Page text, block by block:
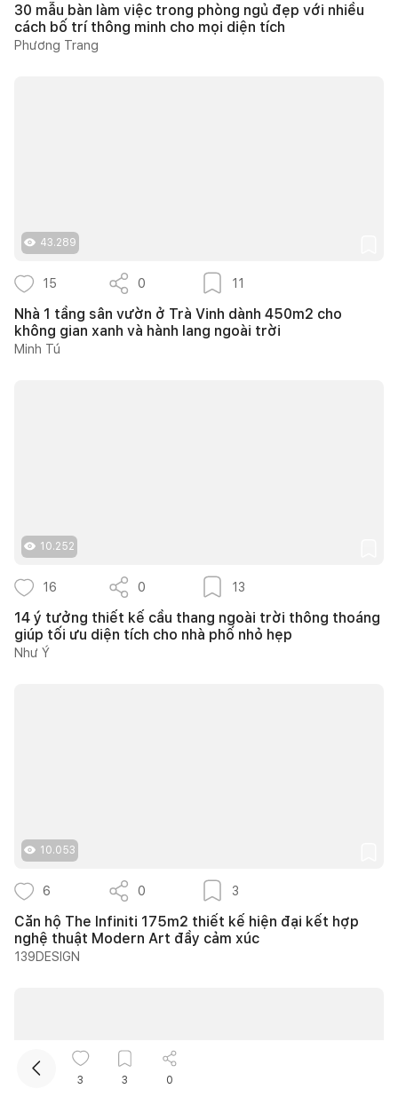
30 mẫu bàn làm việc trong phòng ngủ đẹp với nhiều
cách bố trí thông minh cho mọi diện tích
Phương Trang
43.289
15 0 11
Nhà 1 tầng sân vườn ở Trà Vinh dành 450m2 cho
không gian xanh và hành lang ngoài trời
Minh Tú
10.252
16 0 13
14 ý tưởng thiết kế cầu thang ngoài trời thông thoáng
giúp tối ưu diện tích cho nhà phố nhỏ hẹp
Như Ý
10.053
6 0 3
Căn hộ The Infiniti 175m2 thiết kế hiện đại kết hợp
nghệ thuật Modern Art đầy cảm xúc
139DESIGN
3 3 0
Kết nối thiết kế, thi công
Mua sắm hoàn thiện nhà